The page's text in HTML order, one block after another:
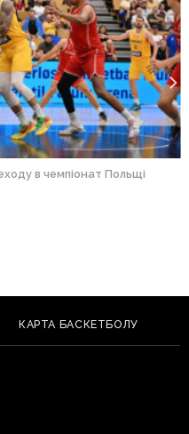
в чемпіонат Польщі
КАРТА БАСКЕТБОЛУ